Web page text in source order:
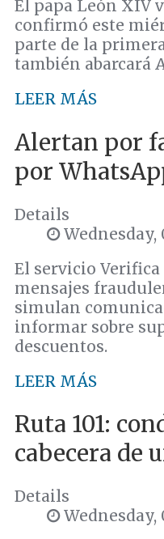
El papa León XIV
confirmó este
parte de la
también abarcará
LEER MÁS
Alertan por
por
Details
Wednesday,
El servicio
mensajes
simulan
informar sobre
descuentos.
LEER MÁS
Ruta 101:
cabecera de
Details
Wednesday,